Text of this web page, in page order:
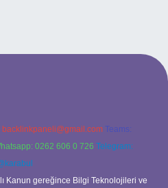
backlinkpaneli@gmail.com Teams:
0262 606 0 726 Telegram:
Kanun gereğince Bilgi Teknolojileri ve